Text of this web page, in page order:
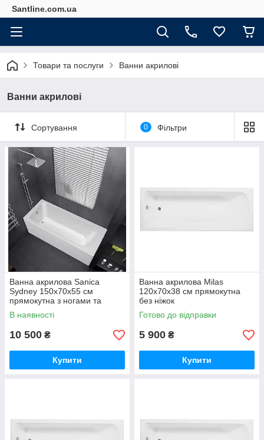
Santline.com.ua
Товари та послуги Ванни акрилові
Ванни акрилові
Сортування 0 Фільтри
Ванна акрилова Sanica
Sydney 150х70х55 см
прямокутна з ногами та
передньою панеллю
В наявності
10 500 ₴
Купити
Ванна акрилова Milas
120x70х38 см прямокутна
без ніжок
Готово до відправки
5 900 ₴
Купити